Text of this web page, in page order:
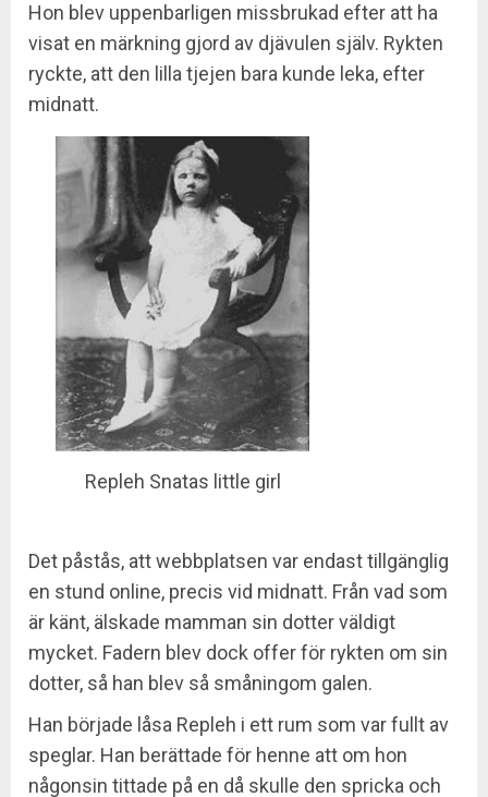
Hon blev uppenbarligen missbrukad efter att ha
visat en märkning gjord av djävulen själv. Rykten
ryckte, att den lilla tjejen bara kunde leka, efter
midnatt.
Repleh Snatas little girl
Det påstås, att webbplatsen var endast tillgänglig
en stund online, precis vid midnatt. Från vad som
är känt, älskade mamman sin dotter väldigt
mycket. Fadern blev dock offer för rykten om sin
dotter, så han blev så småningom galen.
Han började låsa Repleh i ett rum som var fullt av
speglar. Han berättade för henne att om hon
någonsin tittade på en då skulle den spricka och